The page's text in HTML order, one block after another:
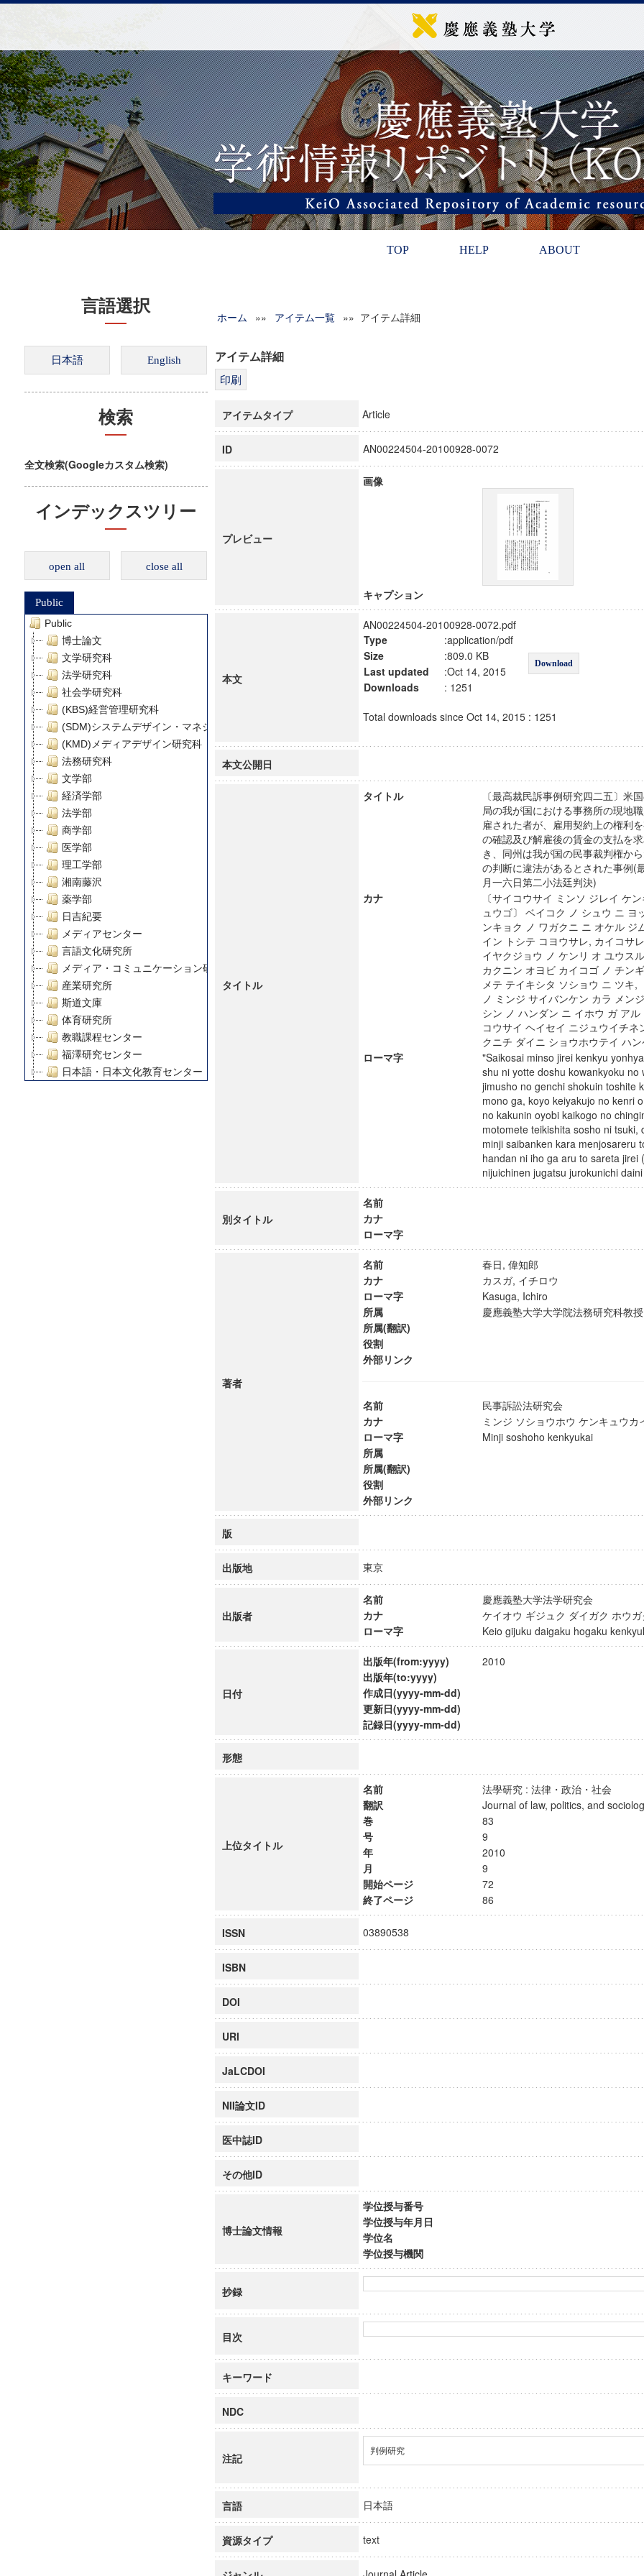
TOP HELP ABOUT
言語選択
検索
全文検索(Googleカスタム検索)
インデックスツリー
open all close all
Public
Public
博士論文
文学研究科
法学研究科
社会学研究科
(KBS)経営管理研究科
(SDM)システムデザイン・マネジメント研究科
(KMD)メディアデザイン研究科
法務研究科
文学部
経済学部
法学部
商学部
医学部
理工学部
湘南藤沢
薬学部
日吉紀要
メディアセンター
言語文化研究所
メディア・コミュニケーション研究所
産業研究所
斯道文庫
体育研究所
教職課程センター
福澤研究センター
日本語・日本文化教育センター
慶應義塾大学グローバルCOEプログラム市民社会ガバナンス教育研究センター
慶應義塾大学グローバルCOEプログラム論理と感性の先端的教育研究拠点
ホーム »» アイテム一覧 »» アイテム詳細
アイテム詳細
アイテムタイプ Article
ID AN00224504-20100928-0072
プレビュー
画像
キャプション
本文
AN00224504-20100928-0072.pdf
Type
:application/pdf
Download
Size
:809.0 KB
Last updated
:Oct 14, 2015
Downloads
: 1251
Total downloads since Oct 14, 2015 : 1251
本文公開日
タイトル
タイトル
〔最高裁民訴事例研究四二五〕米
局の我が国における事務所の現地
雇された者が、雇用契約上の権利
の確認及び解雇後の賃金の支払を
き、同州は我が国の民事裁判権か
の判断に違法があるとされた事例(
月一六日第二小法廷判決)
カナ
〔サイコウサイ ミンソ ジレイ ケ
ュウゴ〕 ベイコク ノ シュウ ニ ヨ
ンキョク ノ ワガクニ ニ オケル ジ
イン トシテ コヨウサレ, カイコサ
イヤクジョウ ノ ケンリ オ ユウス
カクニン オヨビ カイコゴ ノ チン
メテ テイキシタ ソショウ ニ ツキ,
ノ ミンジ サイバンケン カラ メン
シン ノ ハンダン ニ イホウ ガ ア
コウサイ ヘイセイ ニジュウイチネ
クニチ ダイニ ショウホウテイ ハ
ローマ字
"Saikosai minso jirei kenkyu
shu ni yotte doshu kowankyoku no
jimusho no genchi shokuin toshite
mono ga, koyo keiyakujo no kenri
no kakunin oyobi kaikogo no
motomete teikishita sosho ni tsuki,
minji saibanken kara menjosareru
handan ni iho ga aru to sareta jirei
nijuichinen jugatsu jurokunichi
別タイトル
名前
カナ
ローマ字
著者
名前
春日, 偉知郎
カナ
カスガ, イチロウ
ローマ字
Kasuga, Ichiro
所属
慶應義塾大学大学院法務研究科教
所属(翻訳)
役割
外部リンク
名前
民事訴訟法研究会
カナ
ミンジ ソショウホウ ケンキュウ
ローマ字
Minji soshoho kenkyukai
所属
所属(翻訳)
役割
外部リンク
版
出版地 東京
出版者
名前
慶應義塾大学法学研究会
カナ
ケイオウ ギジュク ダイガク ホウ
ローマ字
Keio gijuku daigaku hogaku
日付
出版年(from:yyyy)
2010
出版年(to:yyyy)
作成日(yyyy-mm-dd)
更新日(yyyy-mm-dd)
記録日(yyyy-mm-dd)
形態
上位タイトル
名前
法學研究 : 法律・政治・社会
翻訳
Journal of law, politics, and
巻
83
号
9
年
2010
月
9
開始ページ
72
終了ページ
86
ISSN 03890538
ISBN
DOI
URI
JaLCDOI
NII論文ID
医中誌ID
その他ID
博士論文情報
学位授与番号
学位授与年月日
学位名
学位授与機関
抄録
目次
キーワード
NDC
注記
判例研究
言語 日本語
資源タイプ text